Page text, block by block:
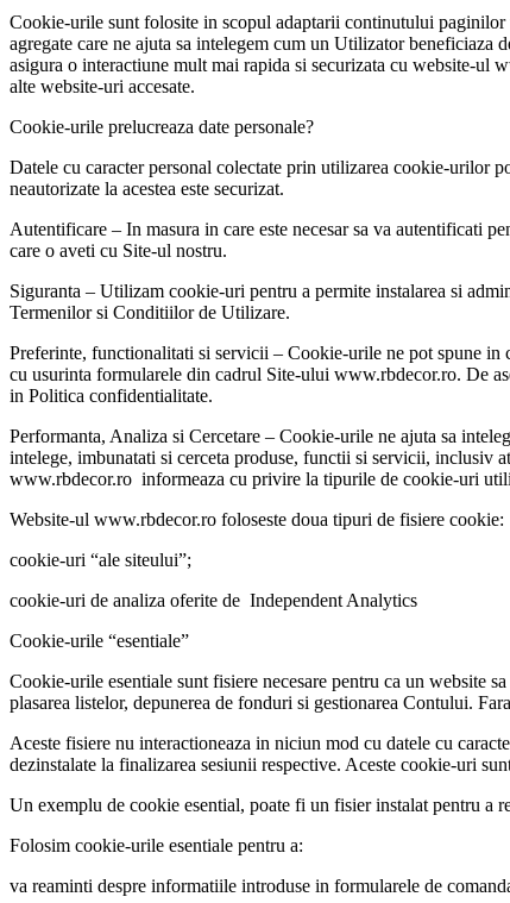
Cookie-urile sunt folosite in scopul adaptarii continutului
agregate care ne ajuta sa intelegem cum un Utilizator
asigura o interactiune mult mai rapida si securizata cu website-ul
alte website-uri accesate.
Cookie-urile prelucreaza date personale?
Datele cu caracter personal colectate prin utilizarea cookie-urilor
neautorizate la acestea este securizat.
Autentificare – In masura in care este necesar sa va autentificati
care o aveti cu Site-ul nostru.
Siguranta – Utilizam cookie-uri pentru a permite instalarea si
Termenilor si Conditiilor de Utilizare.
Preferinte, functionalitati si servicii – Cookie-urile ne pot spune in
cu usurinta formularele din cadrul Site-ului www.rbdecor.ro. De
in Politica confidentialitate.
Performanta, Analiza si Cercetare – Cookie-urile ne ajuta sa
intelege, imbunatati si cerceta produse, functii si servicii, inclusiv
www.rbdecor.ro informeaza cu privire la tipurile de cookie-uri
Website-ul www.rbdecor.ro foloseste doua tipuri de fisiere cookie:
cookie-uri “ale siteului”;
cookie-uri de analiza oferite de Independent Analytics
Cookie-urile “esentiale”
Cookie-urile esentiale sunt fisiere necesare pentru ca un website
plasarea listelor, depunerea de fonduri si gestionarea Contului.
Aceste fisiere nu interactioneaza in niciun mod cu datele cu
dezinstalate la finalizarea sesiunii respective. Aceste cookie-uri
Un exemplu de cookie esential, poate fi un fisier instalat pentru a
Folosim cookie-urile esentiale pentru a:
va reaminti despre informatiile introduse in formularele de